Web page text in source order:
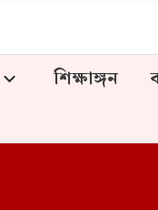
শিক্ষাঙ্গন